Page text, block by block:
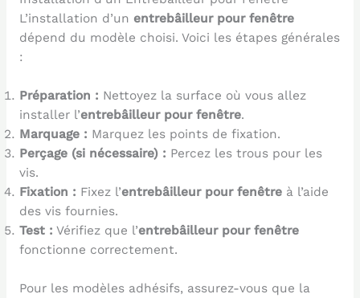
L’installation d’un entrebâilleur pour fenêtre
dépend du modèle choisi. Voici les étapes générales
:
Préparation : Nettoyez la surface où vous allez
installer l’entrebâilleur pour fenêtre.
Marquage : Marquez les points de fixation.
Perçage (si nécessaire) : Percez les trous pour les
vis.
Fixation : Fixez l’entrebâilleur pour fenêtreà l’aide
des vis fournies.
Test : Vérifiez que l’entrebâilleur pour fenêtre
fonctionne correctement.
Pour les modèles adhésifs, assurez-vous que la